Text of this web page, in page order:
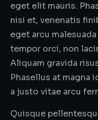
eget elit mauris.
nisi et, venenatis
eget arcu
tempor orci, non
Aliquam gravida
Phasellus at magna
a justo vitae arcu
Quisque